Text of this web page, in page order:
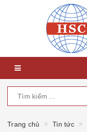
Trang chủ Tin tức